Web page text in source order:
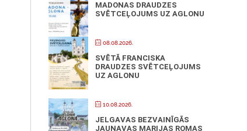
MADONAS DRAUDZES
SVĒTCEĻOJUMS UZ AGLONU
08.08.2026.
SVĒTĀ FRANCISKA
DRAUDZES SVĒTCEĻOJUMS
UZ AGLONU
10.08.2026.
JELGAVAS BEZVAINĪGĀS
JAUNAVAS MARIJAS ROMAS